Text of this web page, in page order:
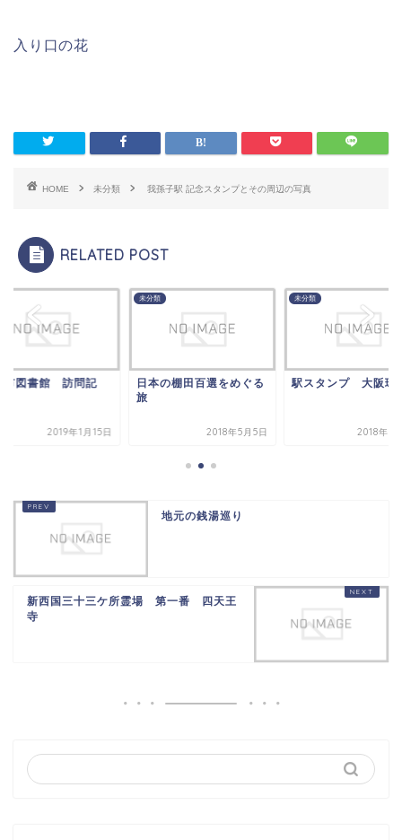
入り口の花
HOME 未分類 我孫子駅 記念スタンプとその周辺の写真
RELATED POST
市図書館 訪問記
2019年1月15日
未分類
日本の棚田百選をめぐる
旅
2018年5月5日
未分類
駅スタンプ 大阪環
2018年5
地元の銭湯巡り
新西国三十三ケ所霊場 第一番 四天王
寺